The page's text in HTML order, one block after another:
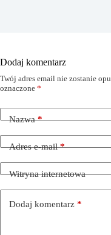
Dodaj komentarz
Twój adres email nie zostanie
oznaczone *
Nazwa*
Adres e-mail*
Witryna internetowa
Dodaj komentarz *